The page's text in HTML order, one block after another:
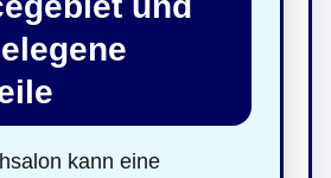
kann eine